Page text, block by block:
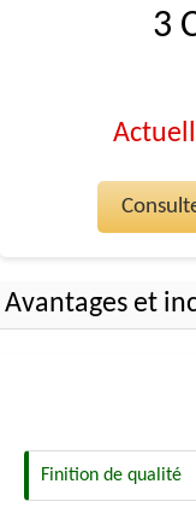
3
Avantages et
Finition de qualité